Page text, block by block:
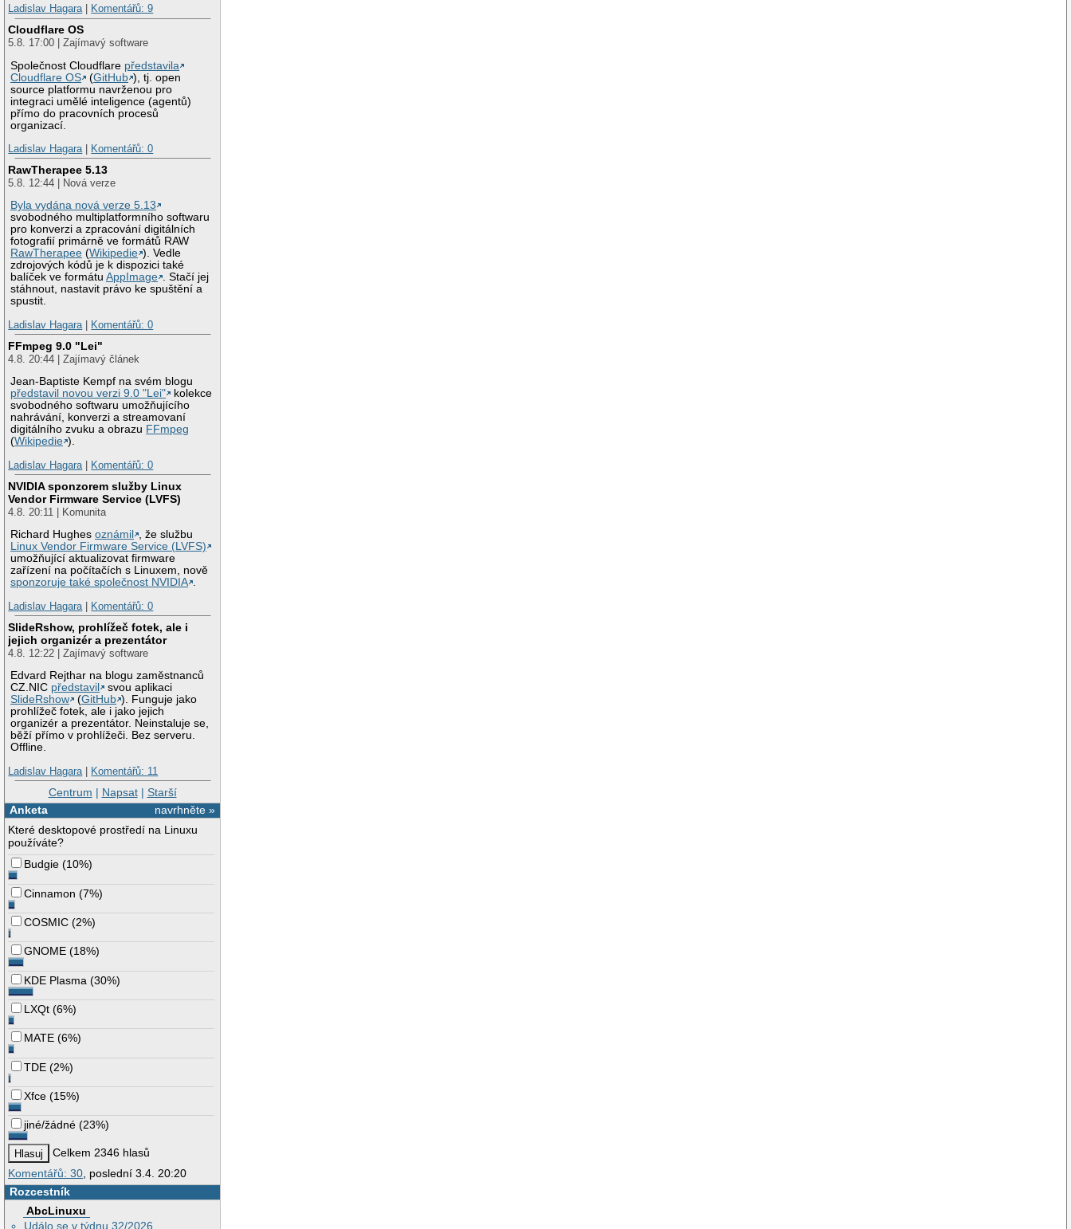
Ladislav Hagara| Komentářů: 9
Cloudflare OS
5.8. 17:00 | Zajímavý software
Společnost Cloudflare představila
Cloudflare OS
(GitHub ), tj. open
source platformu navrženou pro
integraci umělé inteligence (agentů)
přímo do pracovních procesů
organizací.
Ladislav Hagara| Komentářů: 0
RawTherapee 5.13
5.8. 12:44 | Nová verze
Byla vydána nová verze 5.13
svobodného multiplatformního softwaru
pro konverzi a zpracování digitálních
fotografií primárně ve formátů RAW
RawTherapee (Wikipedie ). Vedle
zdrojových kódů je k dispozici také
balíček ve formátuAppImage . Stačí jej
stáhnout, nastavit právo ke spuštění a
spustit.
Ladislav Hagara| Komentářů: 0
FFmpeg 9.0 "Lei"
4.8. 20:44 | Zajímavý článek
Jean-Baptiste Kempf na svém blogu
představil novou verzi 9.0 "Lei"
kolekce
svobodného softwaru umožňujícího
nahrávání, konverzi a streamovaní
digitálního zvuku a obrazu FFmpeg
(Wikipedie ).
Ladislav Hagara| Komentářů: 0
NVIDIA sponzorem služby Linux
Vendor Firmware Service (LVFS)
4.8. 20:11 | Komunita
Richard Hughesoznámil
, že službu
Linux Vendor Firmware Service (LVFS)
umožňující aktualizovat firmware
zařízení na počítačích s Linuxem, nově
sponzoruje také společnost NVIDIA .
Ladislav Hagara| Komentářů: 0
SlideRshow, prohlížeč fotek, ale i
jejich organizér a prezentátor
4.8. 12:22 | Zajímavý software
Edvard Rejthar na blogu zaměstnanců
CZ.NIC představil
svou aplikaci
SlideRshow
(GitHub ). Funguje jako
prohlížeč fotek, ale i jako jejich
organizér a prezentátor. Neinstaluje se,
běží přímo v prohlížeči. Bez serveru.
Offline.
Ladislav Hagara| Komentářů: 11
Centrum | Napsat| Starší
navrhněte »
Anketa
Které desktopové prostředí na Linuxu
používáte?
Budgie (10%)
Cinnamon (7%)
COSMIC (2%)
GNOME (18%)
KDE Plasma (30%)
LXQt (6%)
MATE (6%)
TDE (2%)
Xfce (15%)
jiné/žádné (23%)
Celkem 2346 hlasů
Komentářů: 30 , poslední 3.4. 20:20
Rozcestník
AbcLinuxu
Událo se v týdnu 32/2026